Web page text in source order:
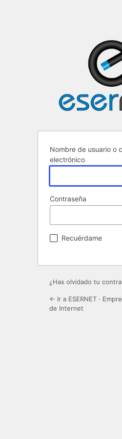
Nombre de usuario o
electrónico
Contraseña
Recuérdame
¿Has olvidado tu
← Ir a ESERNET ·
de Internet